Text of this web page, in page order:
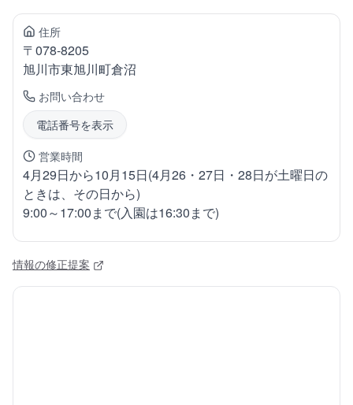
住所
〒078-8205
旭川市東旭川町倉沼
お問い合わせ
電話番号を表示
営業時間
4月29日から10月15日(4月26・27日・28日が土曜日の
ときは、その日から)
9:00～17:00まで(入園は16:30まで)
情報の修正提案